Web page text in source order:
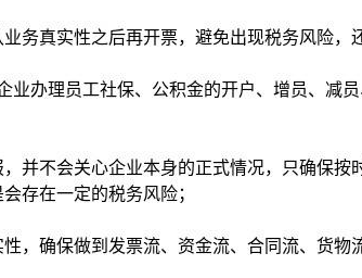
务真实性之后再开票，避免出现税务风险，
办理员工社保、公积金的开户、增员、减员
并不会关心企业本身的正式情况，只确保按
存在一定的税务风险；
，确保做到发票流、资金流、合同流、货物